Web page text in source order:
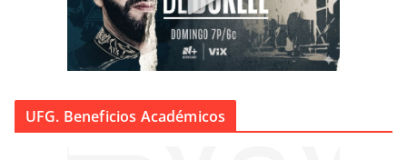
UFG. Beneficios Académicos